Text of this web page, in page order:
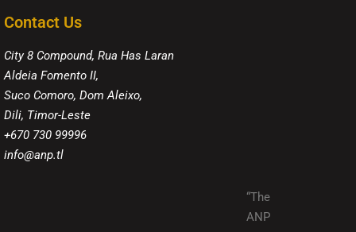
Contact Us
City 8 Compound, Rua Has Laran
Aldeia Fomento II,
Suco Comoro, Dom Aleixo,
Dili, Timor-Leste
+670 730 99996
info@anp.tl
“The
ANP